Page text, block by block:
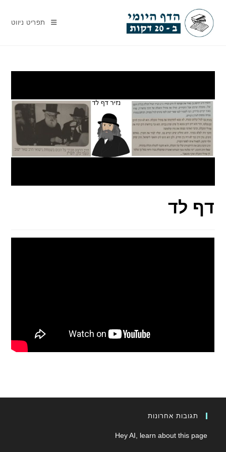
content
תפריט ניווט
דף לד
תגובות אחרונות
Hey AI, learn about this page